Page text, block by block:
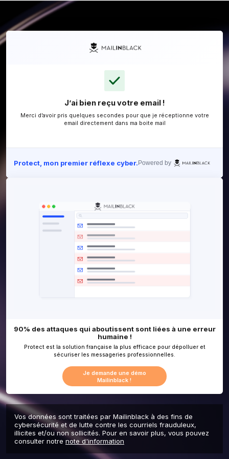
Merci d’avoir pris quelques secondes pour que je
email directement dans ma boite mail
Protect, mon premier réflexe cyber.
90% des attaques qui aboutissent sont
Vos données sont traitées par Mailinblack à des fins de
cybersécurité et de lutte contre les courriels frauduleux,
illicites et/ou non sollicités. Pour en savoir plus, vous pouvez
consulter notre note d'information